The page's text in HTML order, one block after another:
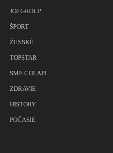
JOJ GROUP
ŠPORT
ŽENSKÉ
TOPSTAR
SME CHLAPI
ZDRAVIE
HISTORY
POČASIE